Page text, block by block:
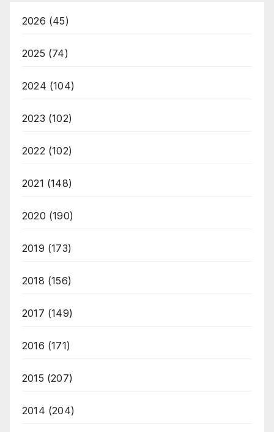
2026 (45)
2025 (74)
2024 (104)
2023 (102)
2022 (102)
2021 (148)
2020 (190)
2019 (173)
2018 (156)
2017 (149)
2016 (171)
2015 (207)
2014 (204)